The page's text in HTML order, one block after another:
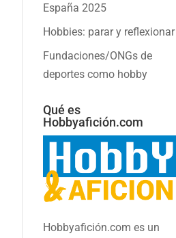
España 2025
Hobbies: parar y reflexionar
Fundaciones/ONGs de
deportes como hobby
Qué es
Hobbyafición.com
Hobbyafición.com es un